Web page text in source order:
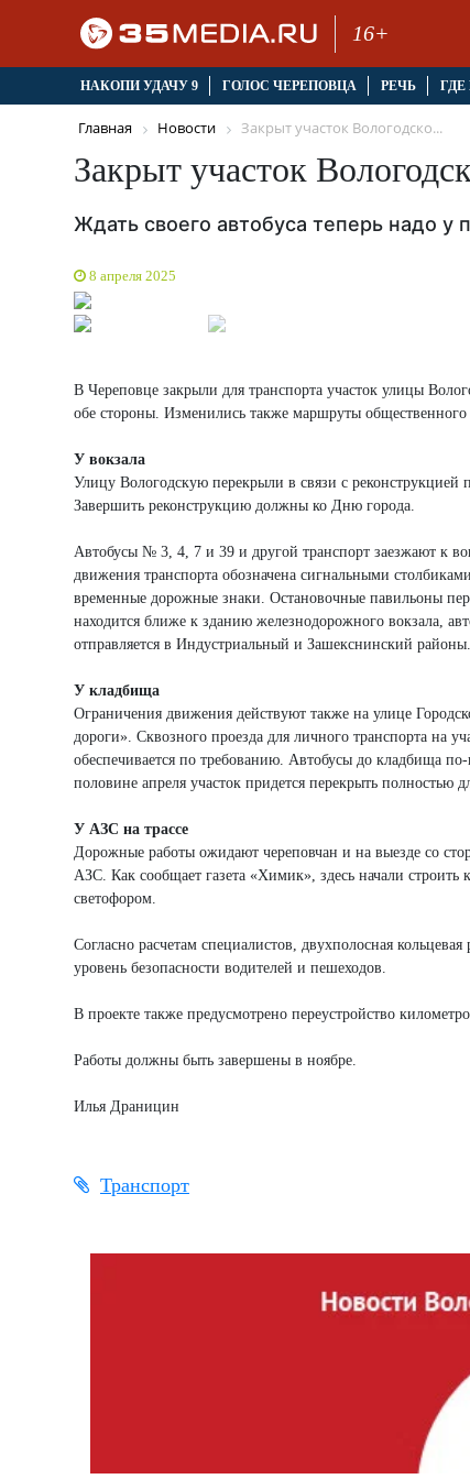
16+
НАКОПИ УДАЧУ 9 ГОЛОС ЧЕРЕПОВЦА РЕЧЬ ГДЕ
Главная Новости Закрыт участок Вологодско...
Закрыт участок
Ждать своего автобуса теперь надо у
8 апреля 2025
В Череповце закрыли для транспорта участок улицы
обе стороны. Изменились также маршруты общественного
У вокзала
Улицу Вологодскую перекрыли в связи с
Завершить реконструкцию должны ко Дню города.
Автобусы № 3, 4, 7 и 39 и другой транспорт заезжают к
движения транспорта обозначена сигнальными
временные дорожные знаки. Остановочные павильоны
находится ближе к зданию железнодорожного вокзала,
отправляется в Индустриальный и Зашекснинский
У кладбища
Ограничения движения действуют также на улице
дороги». Сквозного проезда для личного транспорта на
обеспечивается по требованию. Автобусы до кладбища
половине апреля участок придется перекрыть полностью
У АЗС на трассе
Дорожные работы ожидают череповчан и на выезде со
АЗС. Как сообщает газета «Химик», здесь начали
светофором.
Согласно расчетам специалистов, двухполосная
уровень безопасности водителей и пешеходов.
В проекте также предусмотрено переустройство
Работы должны быть завершены в ноябре.
Илья Драницин
Транспорт